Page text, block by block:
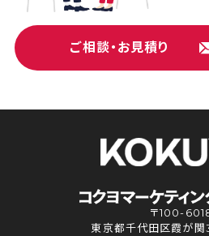
ご相談・お見積り
〒100-
東京都千代田区霞が関